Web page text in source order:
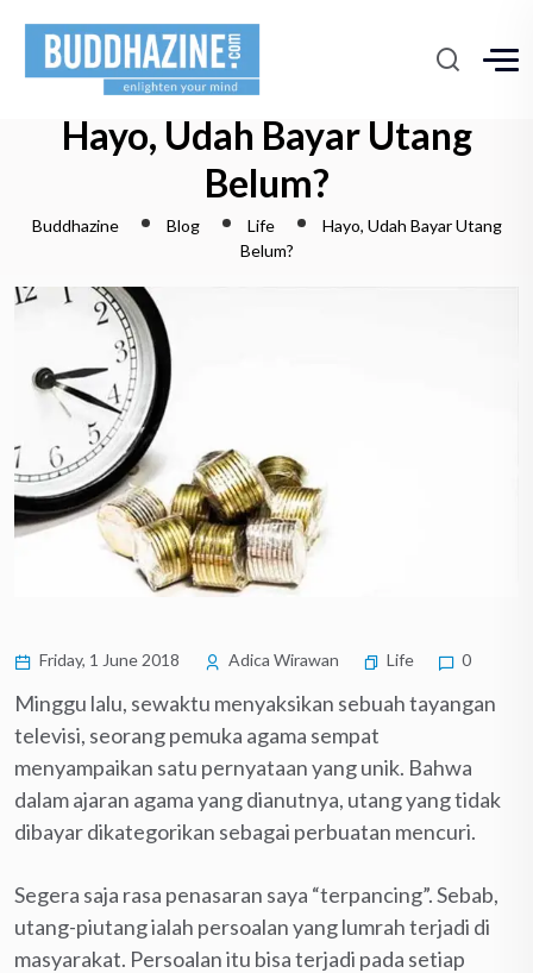
Hayo, Udah Bayar Utang
Belum?
Buddhazine Blog Life
Hayo, Udah Bayar Utang
Belum?
Friday, 1 June 2018 Adica Wirawan Life 0
Minggu lalu, sewaktu menyaksikan sebuah tayangan
televisi, seorang pemuka agama sempat
menyampaikan satu pernyataan yang unik. Bahwa
dalam ajaran agama yang dianutnya, utang yang tidak
dibayar dikategorikan sebagai perbuatan mencuri.
Segera saja rasa penasaran saya “terpancing”. Sebab,
utang-piutang ialah persoalan yang lumrah terjadi di
masyarakat. Persoalan itu bisa terjadi pada setiap